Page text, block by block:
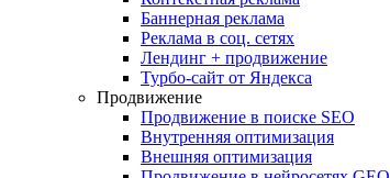
Баннерная реклама
Реклама в соц. сетях
Лендинг + продвижение
Турбо-сайт от Яндекса
Продвижение
Продвижение в поиске SEO
Внутренняя оптимизация
Внешняя оптимизация